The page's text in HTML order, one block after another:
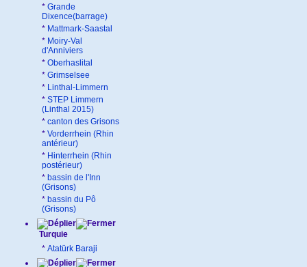
* Grande
Dixence(barrage)
* Mattmark-Saastal
* Moiry-Val
d'Anniviers
* Oberhaslital
* Grimselsee
* Linthal-Limmern
* STEP Limmern
(Linthal 2015)
* canton des Grisons
* Vorderrhein (Rhin
antérieur)
* Hinterrhein (Rhin
postérieur)
* bassin de l'Inn
(Grisons)
* bassin du Pô
(Grisons)
Turquie
* Atatürk Baraji